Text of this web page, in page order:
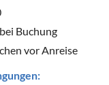
Buchung
vor Anreise